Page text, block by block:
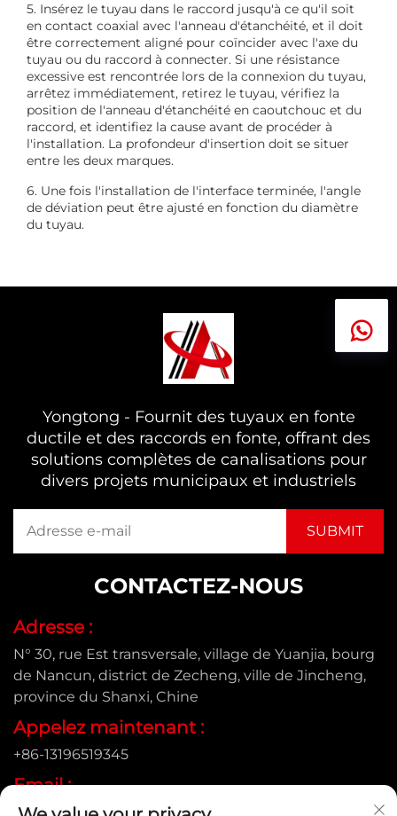
5. Insérez le tuyau dans le raccord jusqu'à ce qu'il soit
en contact coaxial avec l'anneau d'étanchéité, et il doit
être correctement aligné pour coïncider avec l'axe du
tuyau ou du raccord à connecter. Si une résistance
excessive est rencontrée lors de la connexion du tuyau,
arrêtez immédiatement, retirez le tuyau, vérifiez la
position de l'anneau d'étanchéité en caoutchouc et du
raccord, et identifiez la cause avant de procéder à
l'installation. La profondeur d'insertion doit se situer
entre les deux marques.
6. Une fois l'installation de l'interface terminée, l'angle
de déviation peut être ajusté en fonction du diamètre
du tuyau.
Yongtong - Fournit des tuyaux en fonte
ductile et des raccords en fonte, offrant des
solutions complètes de canalisations pour
divers projets municipaux et industriels
CONTACTEZ-NOUS
Adresse :
N° 30, rue Est transversale, village de Yuanjia, bourg
de Nancun, district de Zecheng, ville de Jincheng,
province du Shanxi, Chine
Appelez maintenant :
+86-13196519345
Email :
[email protected]